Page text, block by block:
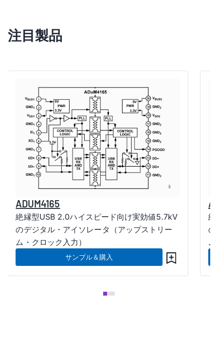
注目製品
ADUM4165
絶縁型USB 2.0ハイスピード向け実効値5.7kV
のデジタル・アイソレータ（アップストリー
ム・クロック入力）
サンプル＆購入
絶
の